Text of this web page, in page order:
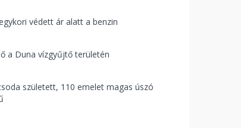
védett ár alatt a benzin
a Duna vízgyűjtő területén
született, 110 emelet magas úszó